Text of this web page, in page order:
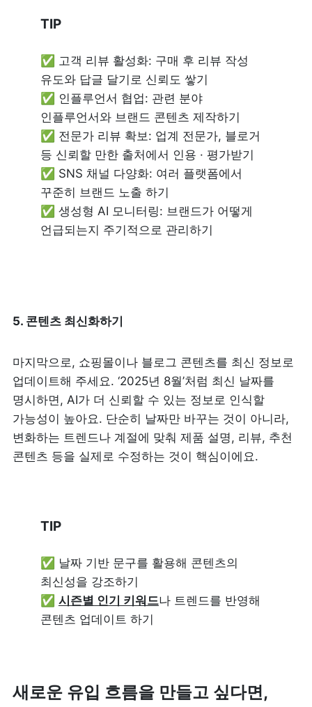
TIP
✅ 고객 리뷰 활성화: 구매 후 리뷰 작성
유도와 답글 달기로 신뢰도 쌓기
✅ 인플루언서 협업: 관련 분야
인플루언서와 브랜드 콘텐츠 제작하기
✅ 전문가 리뷰 확보: 업계 전문가, 블로거
등 신뢰할 만한 출처에서 인용 · 평가받기
✅ SNS 채널 다양화: 여러 플랫폼에서
꾸준히 브랜드 노출 하기
✅ 생성형 AI 모니터링: 브랜드가 어떻게
언급되는지 주기적으로 관리하기
5. 콘텐츠 최신화하기
마지막으로, 쇼핑몰이나 블로그 콘텐츠를 최신 정보로
업데이트해 주세요. ‘2025년 8월’처럼 최신 날짜를
명시하면, AI가 더 신뢰할 수 있는 정보로 인식할
가능성이 높아요. 단순히 날짜만 바꾸는 것이 아니라,
변화하는 트렌드나 계절에 맞춰 제품 설명, 리뷰, 추천
콘텐츠 등을 실제로 수정하는 것이 핵심이에요.
TIP
✅ 날짜 기반 문구를 활용해 콘텐츠의
최신성을 강조하기
✅ 시즌별 인기 키워드나 트렌드를 반영해
콘텐츠 업데이트 하기
새로운 유입 흐름을 만들고 싶다면,